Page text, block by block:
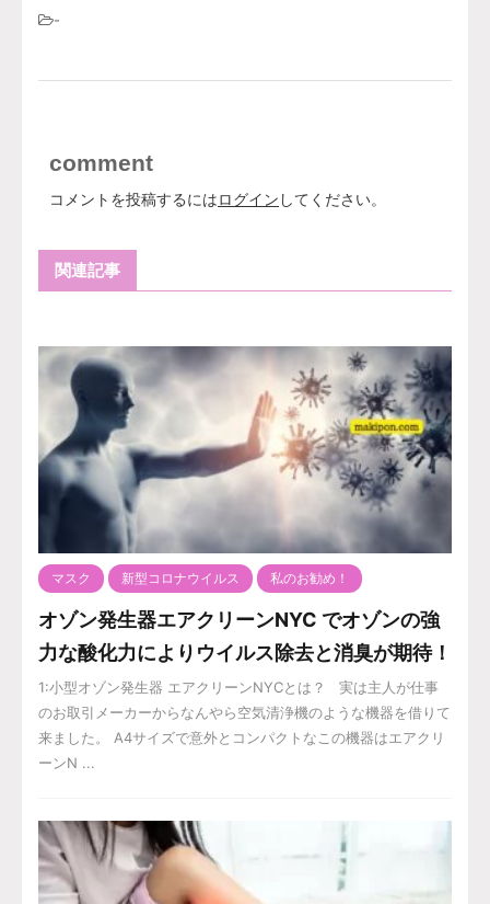
-
comment
コメントを投稿するにはログイン してください。
関連記事
マスク 新型コロナウイルス 私のお勧め！
オゾン発生器エアクリーンNYC でオゾンの強
力な酸化力によりウイルス除去と消臭が期待！
1:小型オゾン発生器 エアクリーンNYCとは？ 実は主人が仕事
のお取引メーカーからなんやら空気清浄機のような機器を借りて
来ました。 A4サイズで意外とコンパクトなこの機器はエアクリ
ーンN ...